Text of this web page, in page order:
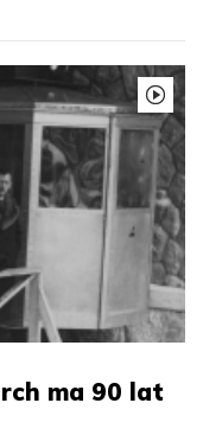
ma 90 lat